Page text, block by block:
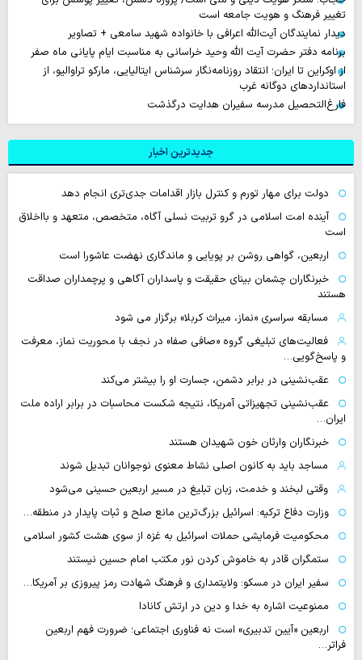
تغییر فرهنگ و هویت جامعه است
دیدار نمایندگان آیت‌الله اعرافی با خانواده شهید سامعی + تصاویر
برنامه دفتر حضرت آیت الله وحید خراسانی به مناسبت ایام پایانی ماه صفر
از اوکراین تا ایران؛ انتقاد روزنامه‌نگار سرشناس ایتالیایی، مارکو تراوالیو، از
استانداردهای دوگانه غرب
فارغ‌التحصیل مدرسه سفیران هدایت درگذشت
جدیدترین اخبار
دولت برای مهار تورم و کنترل بازار اقدامات جدی‌تری انجام دهد
آینده امت اسلامی در گرو تربیت نسلی آگاه، متخصص، متعهد و بااخلاق
است
اربعین، گواهی روشن بر پویایی و ماندگاری نهضت عاشورا است
خبرنگاران چشمان بینای حقیقت و پاسداران آگاهی و پرچمداران صداقت
هستند
مسابقه سراسری «نماز، میراث کربلا» برگزار می شود
فعالیت‌های تبلیغی گروه «صافی صفا» در نجف با محوریت نماز، معرفت
و پاسخ‌گویی…
عقب‌نشینی در برابر دشمن، جسارت او را بیشتر می‌کند
عقب‌نشینی تجهیزاتی آمریکا، نتیجه شکست محاسبات در برابر اراده ملت
ایران…
خبرنگاران وارثان خون شهیدان هستند
مساجد باید به کانون اصلی نشاط معنوی نوجوانان تبدیل شوند
وقتی لبخند و خدمت، زبان تبلیغ در مسیر اربعین حسینی می‌شود
وزارت دفاع ترکیه: اسرائیل بزرگ‌ترین مانع صلح و ثبات پایدار در منطقه…
محکومیت فرمایشی حملات اسرائیل به غزه از سوی هشت کشور اسلامی
ستمگران قادر به خاموش کردن نور مکتب امام حسین نیستند
سفیر ایران در مسکو: ولایتمداری و فرهنگ شهادت رمز پیروزی بر آمریکا…
ممنوعیت اشاره به خدا و دین در ارتش کانادا
اربعین «آیین تدبیری» است نه فناوری اجتماعی؛ ضرورت فهم اربعین
فراتر…